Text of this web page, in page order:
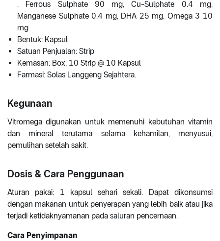
, Ferrous Sulphate 90 mg, Cu-Sulphate 0.4 mg,
Manganese Sulphate 0.4 mg, DHA 25 mg, Omega 3 10
mg
Bentuk: Kapsul
Satuan Penjualan: Strip
Kemasan: Box, 10 Strip @ 10 Kapsul
Farmasi: Solas Langgeng Sejahtera.
Kegunaan
Vitromega digunakan untuk memenuhi kebutuhan vitamin
dan mineral terutama selama kehamilan, menyusui,
pemulihan setelah sakit.
Dosis & Cara Penggunaan
Aturan pakai: 1 kapsul sehari sekali. Dapat dikonsumsi
dengan makanan untuk penyerapan yang lebih baik atau jika
terjadi ketidaknyamanan pada saluran pencernaan.
Cara Penyimpanan